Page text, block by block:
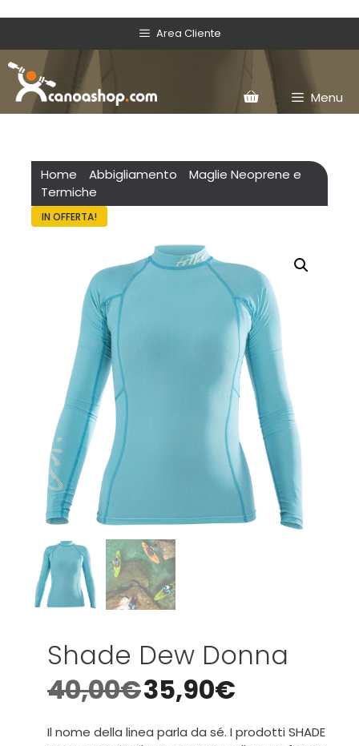
Area Cliente
Menu
Home Abbigliamento
Maglie Neoprene e
Termiche
IN OFFERTA!
Shade Dew Donna
40,00€35,90€
Il nome della linea parla da sé. I prodotti SHADE